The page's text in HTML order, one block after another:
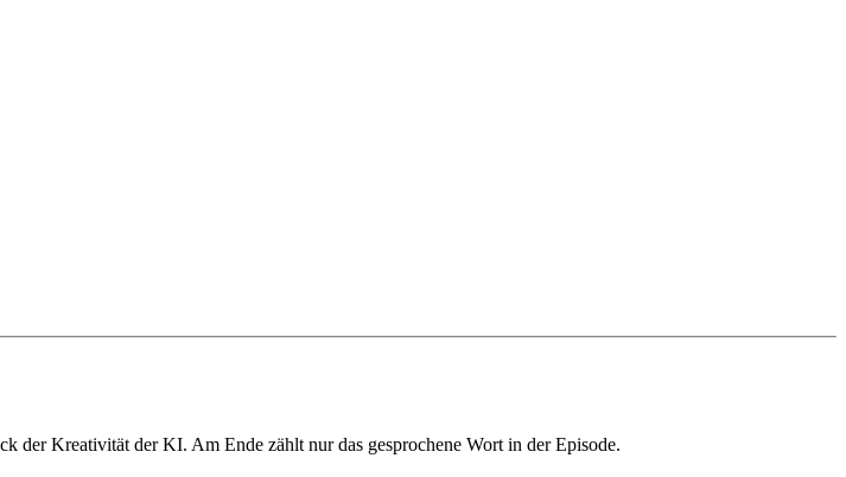
der Kreativität der KI. Am Ende zählt nur das gesprochene Wort in der Episode.